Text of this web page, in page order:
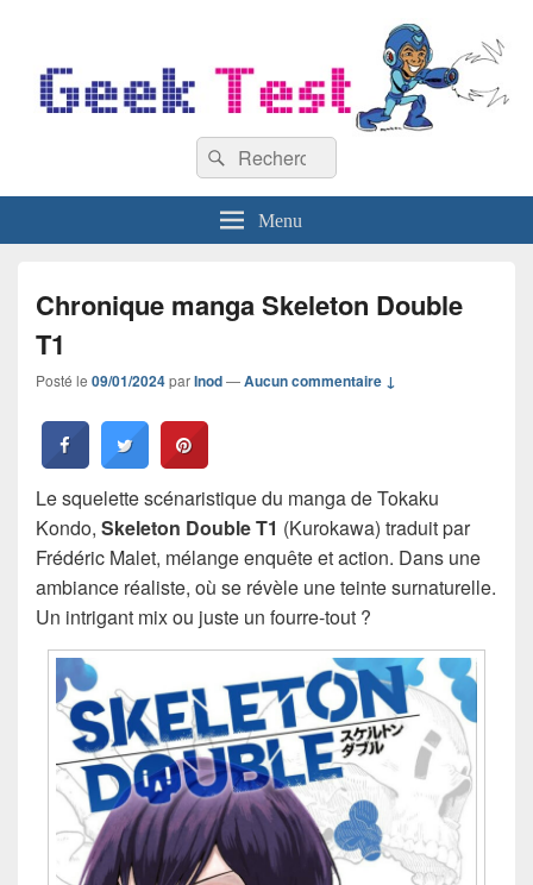
Recherche :
Rechercher
Menu
Chronique manga Skeleton Double
T1
Posté le 09/01/2024parInod—Aucun commentaire ↓
Le squelette scénaristique du manga de Tokaku
Kondo, Skeleton Double T1 (Kurokawa) traduit par
Frédéric Malet, mélange enquête et action. Dans une
ambiance réaliste, où se révèle une teinte surnaturelle.
Un intrigant mix ou juste un fourre-tout ?